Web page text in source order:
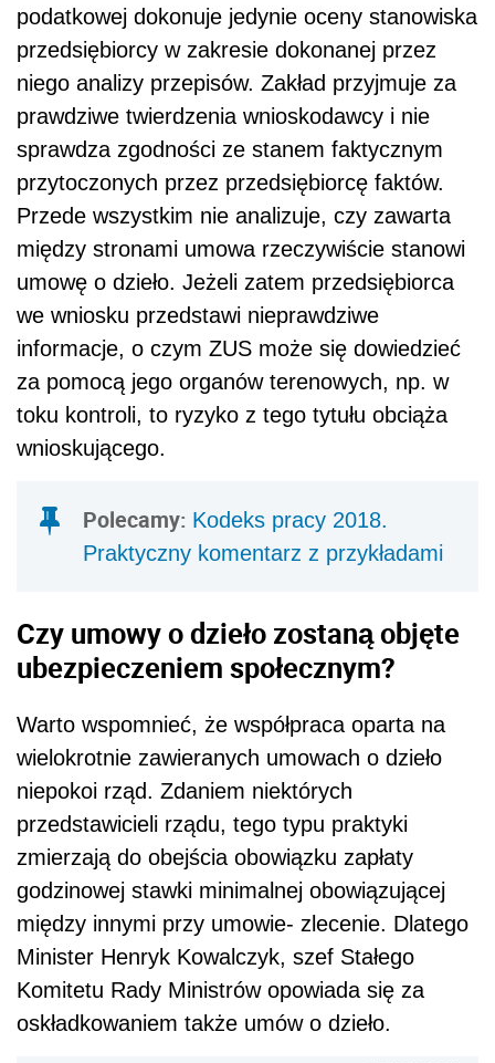
podatkowej dokonuje jedynie oceny stanowiska
przedsiębiorcy w zakresie dokonanej przez
niego analizy przepisów. Zakład przyjmuje za
prawdziwe twierdzenia wnioskodawcy i nie
sprawdza zgodności ze stanem faktycznym
przytoczonych przez przedsiębiorcę faktów.
Przede wszystkim nie analizuje, czy zawarta
między stronami umowa rzeczywiście stanowi
umowę o dzieło. Jeżeli zatem przedsiębiorca
we wniosku przedstawi nieprawdziwe
informacje, o czym ZUS może się dowiedzieć
za pomocą jego organów terenowych, np. w
toku kontroli, to ryzyko z tego tytułu obciąża
wnioskującego.
Polecamy: Kodeks pracy 2018.
Praktyczny komentarz z przykładami
Czy umowy o dzieło zostaną objęte
ubezpieczeniem społecznym?
Warto wspomnieć, że współpraca oparta na
wielokrotnie zawieranych umowach o dzieło
niepokoi rząd. Zdaniem niektórych
przedstawicieli rządu, tego typu praktyki
zmierzają do obejścia obowiązku zapłaty
godzinowej stawki minimalnej obowiązującej
między innymi przy umowie- zlecenie. Dlatego
Minister Henryk Kowalczyk, szef Stałego
Komitetu Rady Ministrów opowiada się za
oskładkowaniem także umów o dzieło.